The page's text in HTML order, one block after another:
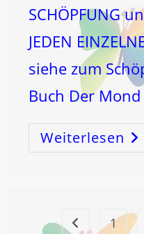
SCHÖPFUNG
JEDEN
siehe zum
Buch Der
Weiterlesen Von
Der
1
2!
Zur vorherigen
1